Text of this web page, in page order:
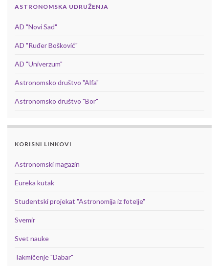
ASTRONOMSKA UDRUŽENJA
AD "Novi Sad"
AD "Ruđer Bošković"
AD "Univerzum"
Astronomsko društvo "Alfa"
Astronomsko društvo "Bor"
KORISNI LINKOVI
Astronomski magazin
Eureka kutak
Studentski projekat "Astronomija iz fotelje"
Svemir
Svet nauke
Takmičenje "Dabar"